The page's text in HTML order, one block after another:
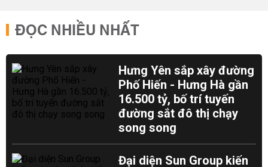
ĐỌC NHIỀU NHẤT
Hưng Yên sắp xây đường
Phố Hiến - Hưng Hà gần
16.500 tỷ, bố trí tuyến
đường sắt đô thị chạy
song song
Đại diện Sun Group kiến